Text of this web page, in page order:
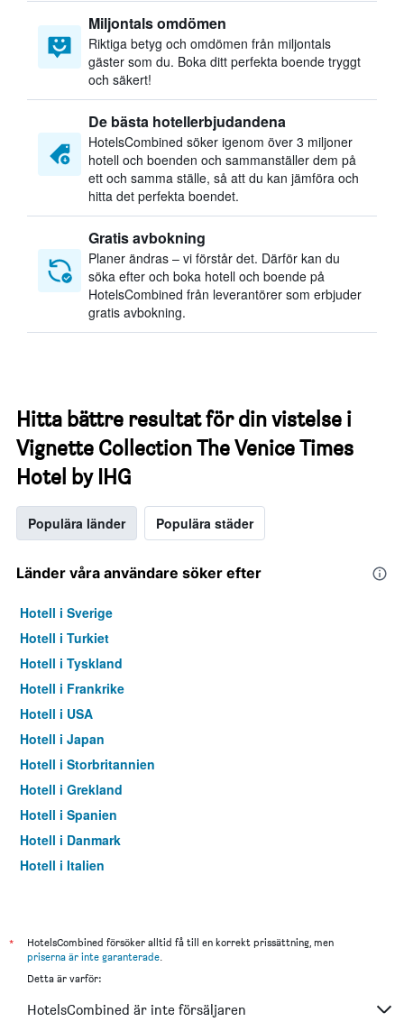
Miljontals omdömen
Riktiga betyg och omdömen från miljontals
gäster som du. Boka ditt perfekta boende tryggt
och säkert!
De bästa hotellerbjudandena
HotelsCombined söker igenom över 3 miljoner
hotell och boenden och sammanställer dem på
ett och samma ställe, så att du kan jämföra och
hitta det perfekta boendet.
Gratis avbokning
Planer ändras – vi förstår det. Därför kan du
söka efter och boka hotell och boende på
HotelsCombined från leverantörer som erbjuder
gratis avbokning.
Hitta bättre resultat för din vistelse i
Vignette Collection The Venice Times
Hotel by IHG
Populära länder Populära städer
Länder våra användare söker efter
Hotell i Sverige
Hotell i Turkiet
Hotell i Tyskland
Hotell i Frankrike
Hotell i USA
Hotell i Japan
Hotell i Storbritannien
Hotell i Grekland
Hotell i Spanien
Hotell i Danmark
Hotell i Italien
*
HotelsCombined försöker alltid få till en korrekt prissättning, men
priserna är inte garanterade.
Detta är varför:
HotelsCombined är inte försäljaren